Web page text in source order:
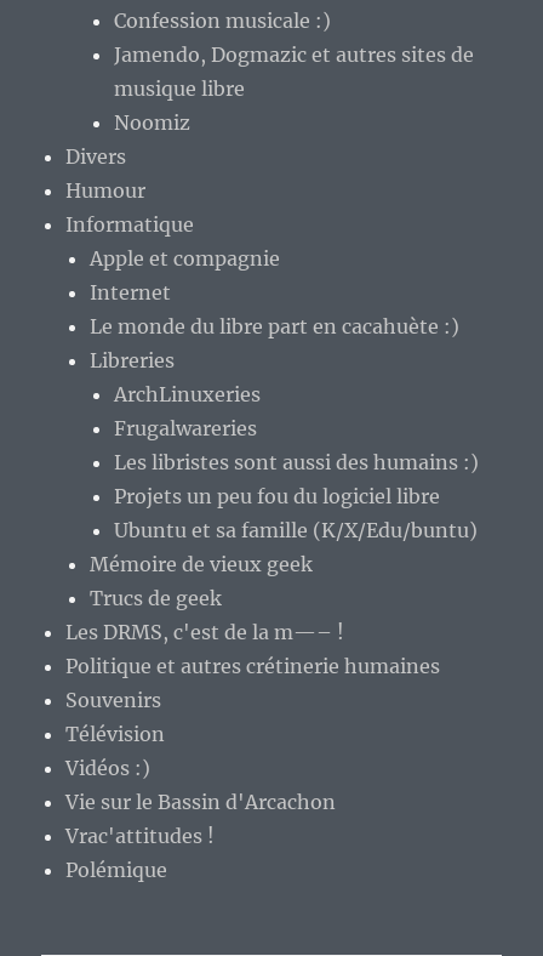
Confession musicale :)
Jamendo, Dogmazic et autres sites de
musique libre
Noomiz
Divers
Humour
Informatique
Apple et compagnie
Internet
Le monde du libre part en cacahuète :)
Libreries
ArchLinuxeries
Frugalwareries
Les libristes sont aussi des humains :)
Projets un peu fou du logiciel libre
Ubuntu et sa famille (K/X/Edu/buntu)
Mémoire de vieux geek
Trucs de geek
Les DRMS, c'est de la m—– !
Politique et autres crétinerie humaines
Souvenirs
Télévision
Vidéos :)
Vie sur le Bassin d'Arcachon
Vrac'attitudes !
Polémique